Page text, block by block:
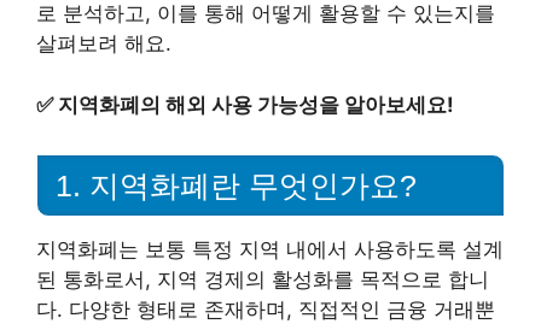
로 분석하고, 이를 통해 어떻게 활용할 수 있는지를
살펴보려 해요.
✅ 지역화폐의 해외 사용 가능성을 알아보세요!
1. 지역화폐란 무엇인가요?
지역화폐는 보통 특정 지역 내에서 사용하도록 설계
된 통화로서, 지역 경제의 활성화를 목적으로 합니
다. 다양한 형태로 존재하며, 직접적인 금융 거래뿐